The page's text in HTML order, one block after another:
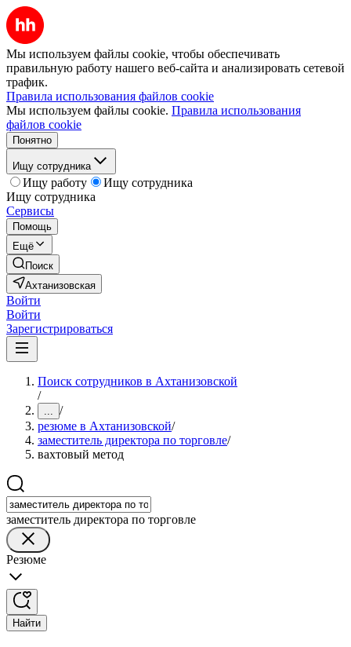
Мы используем файлы cookie, чтобы обеспечивать
правильную работу нашего веб-сайта и анализировать сетевой
трафик.
Правила использования файлов cookie
Мы используем файлы cookie. Правила использования
файлов cookie
Понятно
Ищу сотрудника
Ищу работу
Ищу сотрудника
Ищу сотрудника
Сервисы
Помощь
Ещё
Поиск
Ахтанизовская
Войти
Войти
Зарегистрироваться
Поиск сотрудников в Ахтанизовской
/
... /
резюме в Ахтанизовской/
заместитель директора по торговле/
вахтовый метод
заместитель директора по торговле
Резюме
Найти